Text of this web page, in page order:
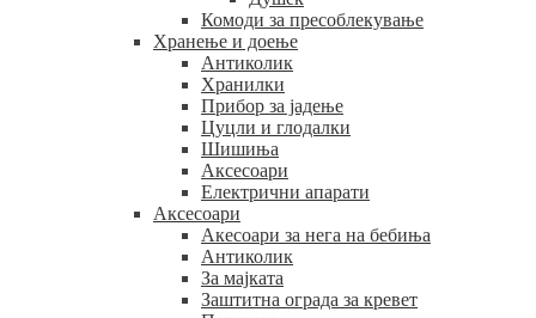
Комоди за пресоблекување
Хранење и доење
Антиколик
Хранилки
Прибор за јадење
Цуцли и глодалки
Шишиња
Аксесоари
Електрични апарати
Аксесоари
Акесоари за нега на бебиња
Антиколик
За мајката
Заштитна ограда за кревет